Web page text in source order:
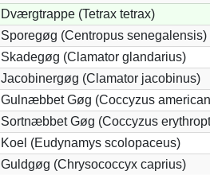
Dværgtrappe (Tetrax tetrax)
Sporegøg (Centropus senegalensis)
Skadegøg (Clamator glandarius)
Jacobinergøg (Clamator jacobinus)
Gulnæbbet Gøg (Coccyzus
Sortnæbbet Gøg (Coccyzus
Koel (Eudynamys scolopaceus)
Guldgøg (Chrysococcyx caprius)